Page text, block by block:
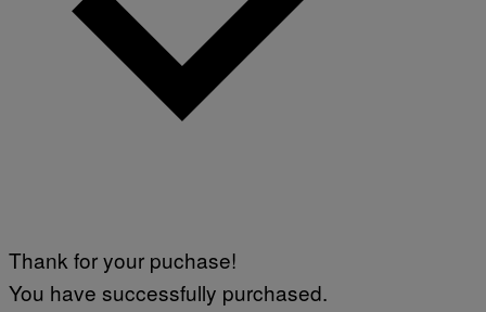
Thank for your puchase!
You have successfully purchased.